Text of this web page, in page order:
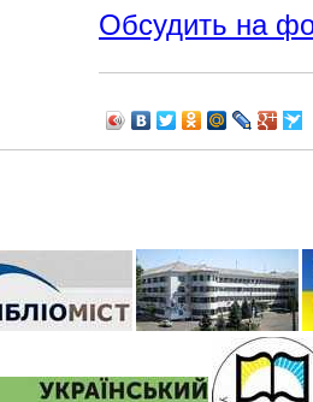
Обсудить на